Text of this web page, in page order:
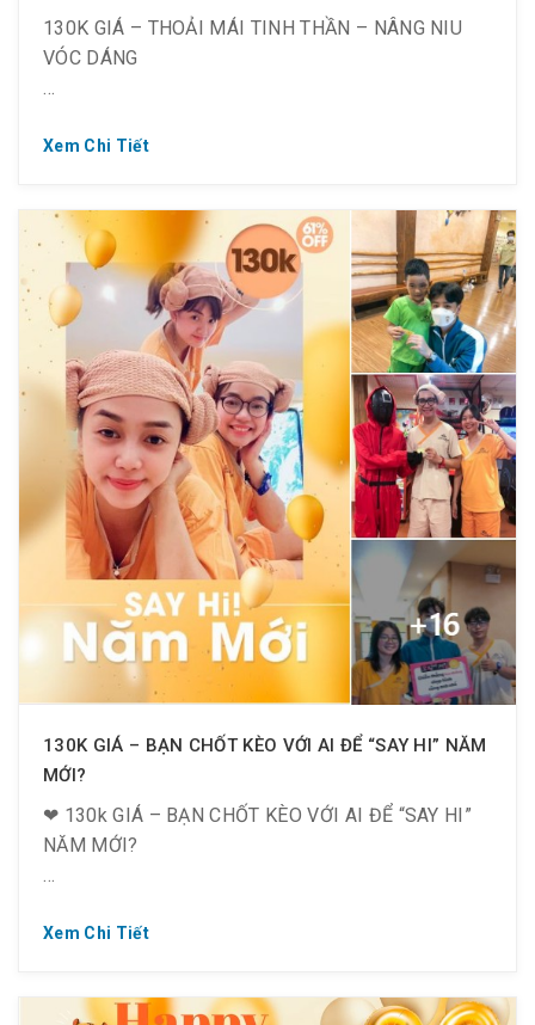
130K GIÁ – THOẢI MÁI TINH THẦN – NÂNG NIU
VÓC DÁNG
Thứ 6)
❤ 130k 90k: check-in từ 8h00 – 10h00
? Điều kiện áp dụng :
– Dành cho khách hàng trên 1.2m, từ 18 đến 37 tuổi
– Mang theo CMND/ CCCD/ Hộ chiếu/ Bằng lái/
Thẻ HSSV… để xác thực độ tuổi
– #Li.ke & #Foll_ow Fanpage & #Sha_re bài viết
công khai.
❤ 150k: check-in sau 17h00
Xem Chi Tiết
130K GIÁ – BẠN CHỐT KÈO VỚI AI ĐỂ “SAY HI” NĂM
MỚI?
❤ 130k GIÁ – BẠN CHỐT KÈO VỚI AI ĐỂ “SAY HI”
NĂM MỚI?
lỡ deal này!
Xem Chi Tiết